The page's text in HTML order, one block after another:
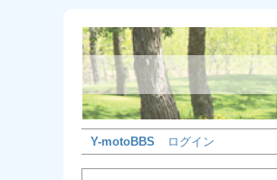
Y-motoBBS ログイン